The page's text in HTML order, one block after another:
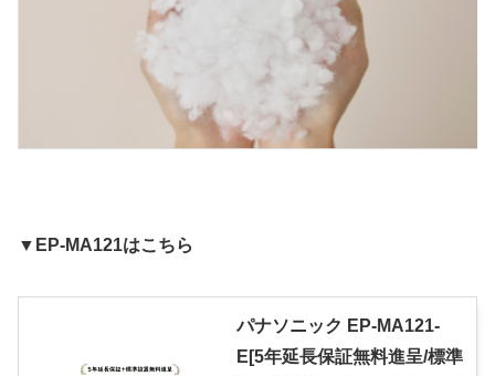
▼EP-MA121はこちら
パナソニック EP-MA121-
E[5年延長保証無料進呈/標準